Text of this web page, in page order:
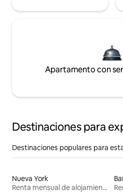
Apartamento con
Destinaciones para
Destinaciones populares para
Nueva York
Renta mensual de alojamientos